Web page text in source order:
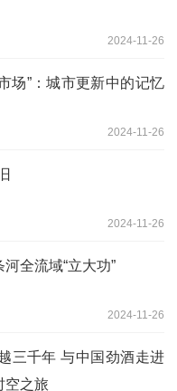
2024-11-26
场”：城市更新中的记忆
2024-11-26
2024-11-26
全流域“立大功”
2024-11-26
三千年 与中国劲酒走进
空之旅